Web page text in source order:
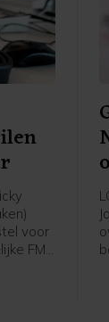
voor
FM-